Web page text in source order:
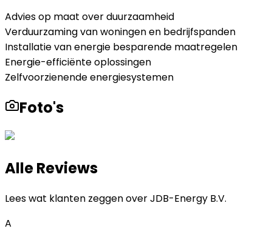
Advies op maat over duurzaamheid
Verduurzaming van woningen en bedrijfspanden
Installatie van energie besparende maatregelen
Energie-efficiënte oplossingen
Zelfvoorzienende energiesystemen
Foto's
Alle Reviews
Lees wat klanten zeggen overJDB-Energy B.V.
A